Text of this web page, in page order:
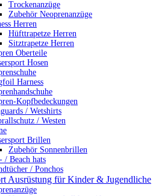
Trockenanzüge
Zubehör Neoprenanzüge
Herren
Hüfttrapetze Herren
Sitztrapetze Herren
Oberteile
Hosen
Harness
Kopfbedeckungen
/ Wetshirts
/ Westen
Brillen
Zubehör Sonnenbrillen
/ Beach hats
/ Ponchos
Ausrüstung für Kinder & Jugendliche